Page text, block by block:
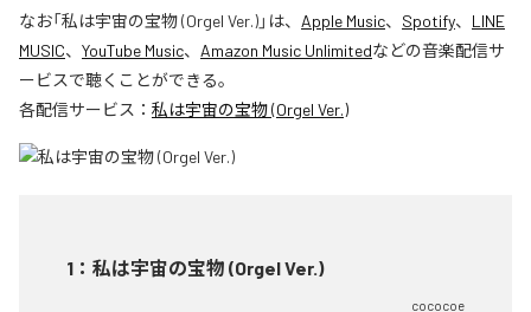
なお「私は宇宙の宝物 (Orgel Ver.)」は、 Apple Music、 Spotify、 LINE
MUSIC、 YouTube Music、 Amazon Music Unlimitedなどの音楽配信サ
ービスで聴くことができる。
各配信サービス： 私は宇宙の宝物 (Orgel Ver.)
1 ： 私は宇宙の宝物 (Orgel Ver.)
cococoe